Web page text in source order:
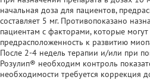
начальная доза для пациентов,
составляет 5 мг. Противопоказано
пациентам с факторами, которые могут
предрасположенность к развитию
После 2-4 недель терапии и/или при
Розулип® необходим контроль
необходимости требуется коррекция